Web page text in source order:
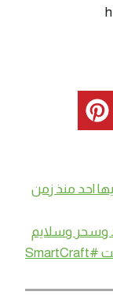
احد منذ زمن
وسحر وسلايم